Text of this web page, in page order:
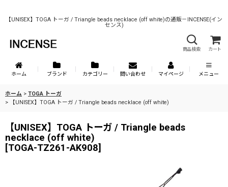
【UNISEX】TOGA トーガ / Triangle beads necklace (off white)の通販－INCENSE(イン
センス)
商品検索 カート
ホーム ブランド カテゴリー 問い合わせ マイページ メニュー
ホーム > TOGA トーガ
>
【UNISEX】TOGA トーガ / Triangle beads necklace (off white)
【UNISEX】TOGA トーガ / Triangle beads
necklace (off white)
[TOGA-TZ261-AK908]